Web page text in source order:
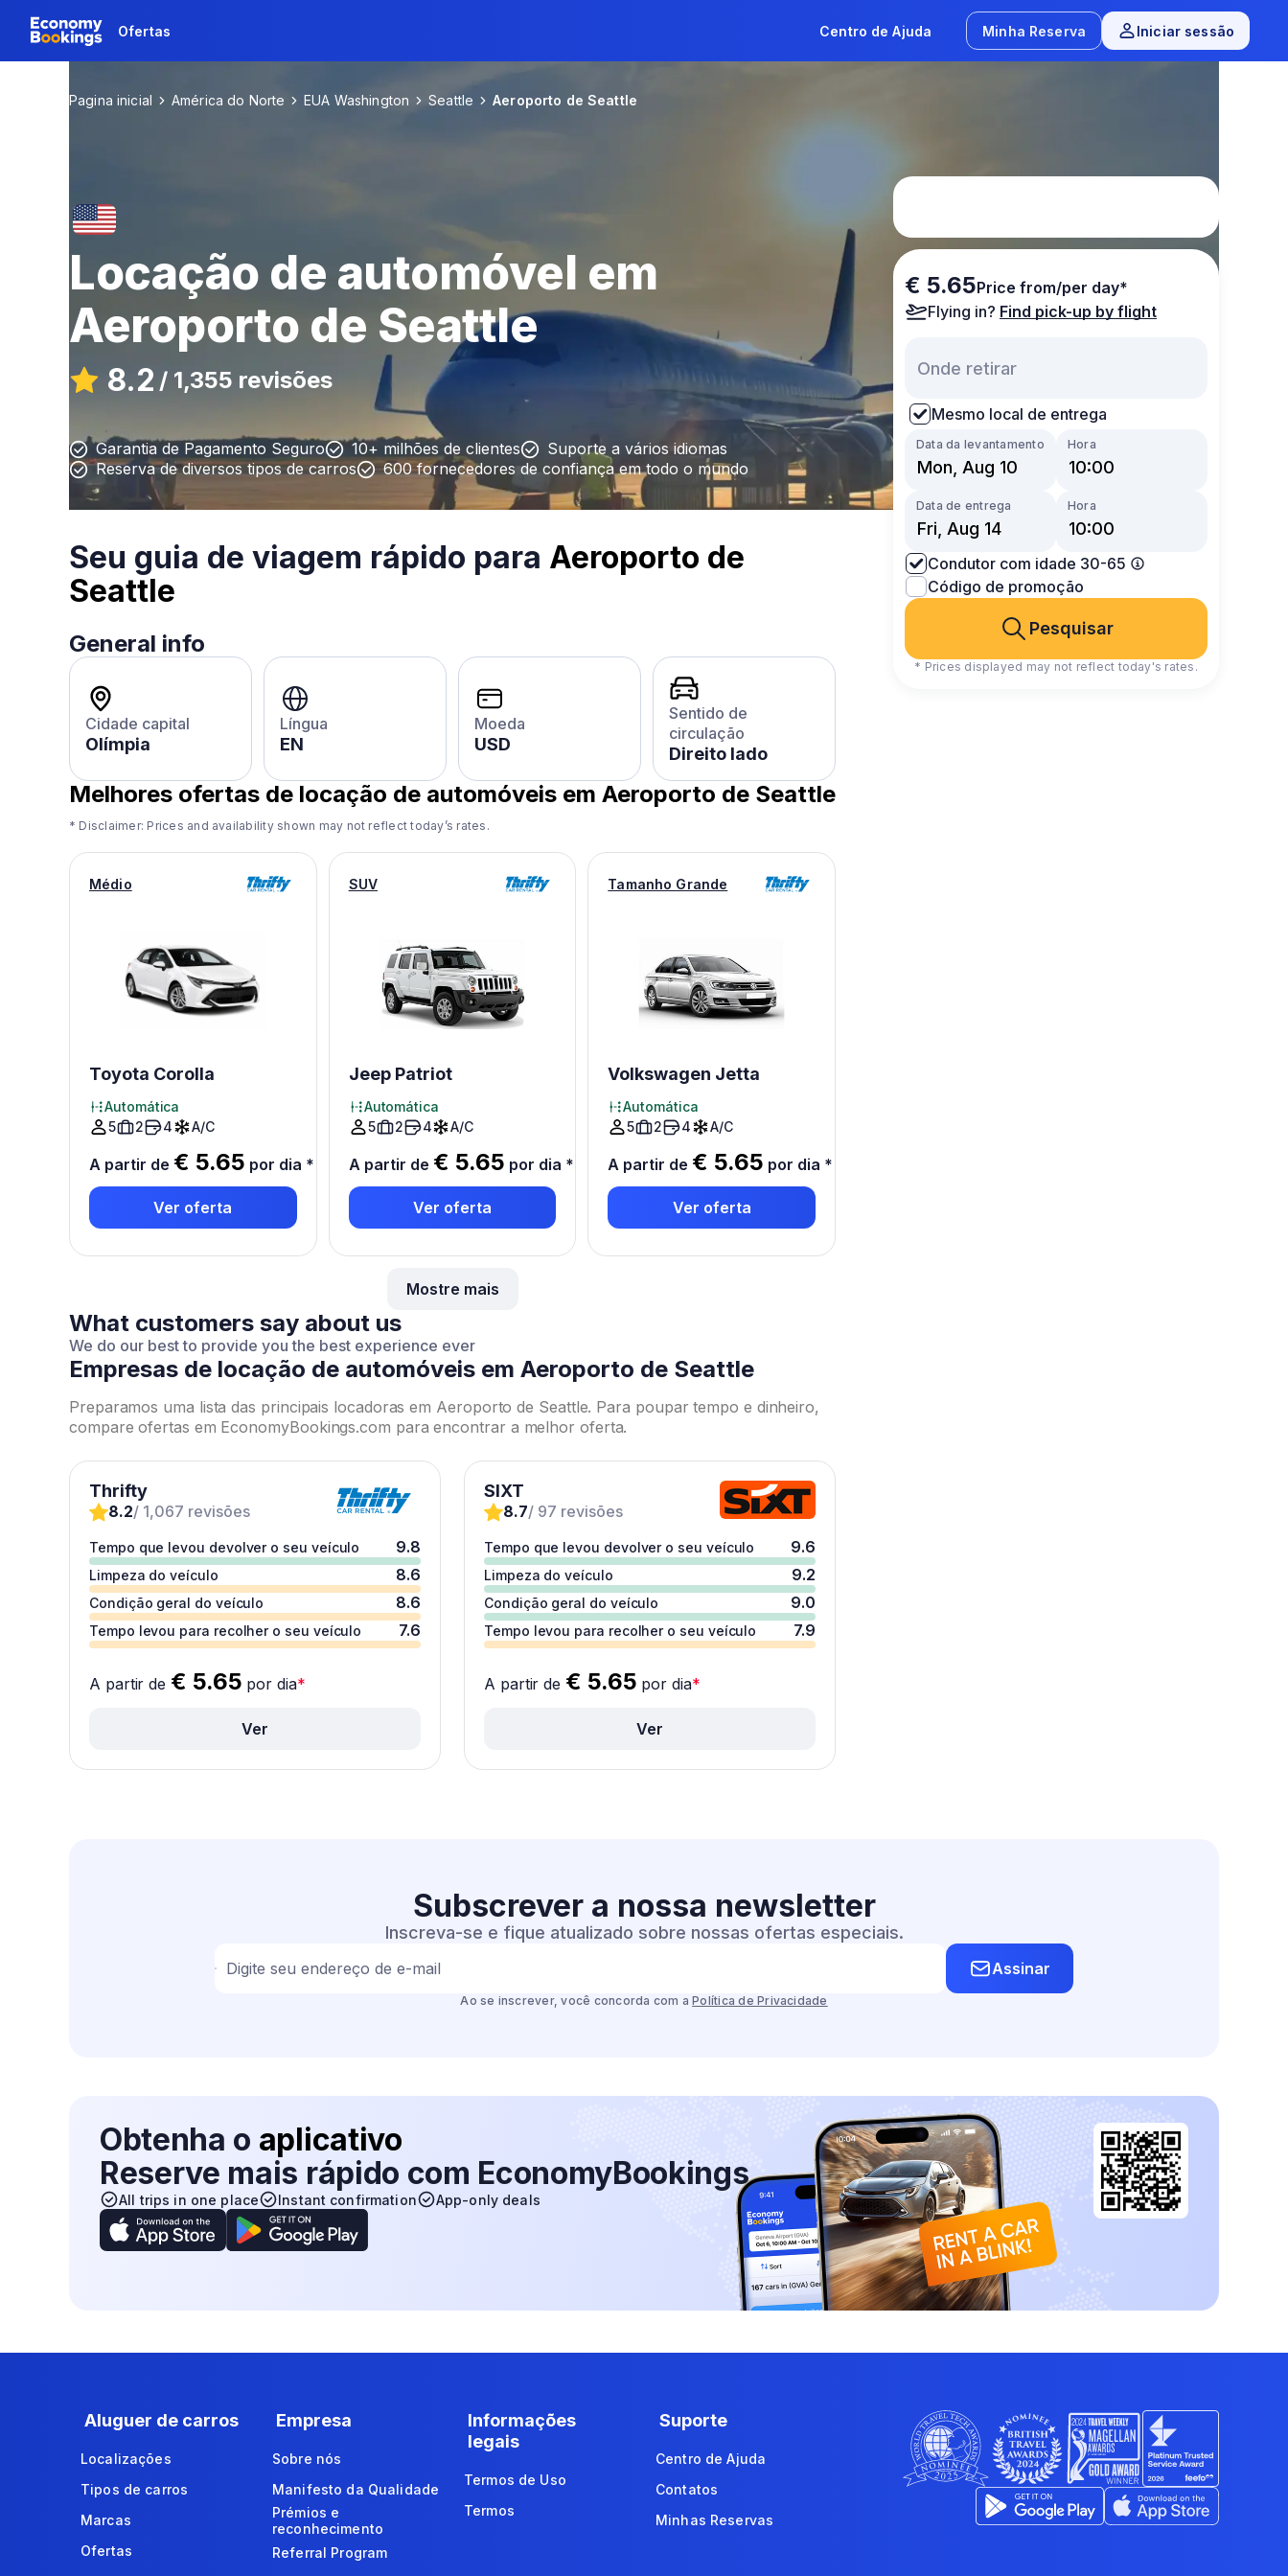
Ofertas Centro de Ajuda Minha Reserva Iniciar sessão
Pagina inicial América do Norte EUA Washington Seattle Aeroporto de Seattle
Locação de automóvel em
Aeroporto de Seattle
8.2 / 1,355 revisões
Garantia de Pagamento Seguro 10+ milhões de clientes
Suporte a vários idiomas
Reserva de diversos tipos de carros
600 fornecedores de confiança em todo o mundo
€ 5.65Price from/per day*
Flying in? Find pick-up by flight
Mesmo local de entrega
Data da levantamento Hora
Data de entrega Hora
Condutor com idade 30-65
Código de promoção
Pesquisar
* Prices displayed may not reflect today's rates.
Seu guia de viagem rápido para Aeroporto de
Seattle
General info
Cidade capital
Olímpia
Língua
EN
Moeda
USD
Sentido de
circulação
Direito lado
Melhores ofertas de locação de automóveis em Aeroporto de Seattle
* Disclaimer: Prices and availability shown may not reflect today’s rates.
Médio
Toyota Corolla
Automática
5
2 4 A/C
A partir de € 5.65 por dia *
Ver oferta
SUV
Jeep Patriot
Automática
5
2 4 A/C
A partir de € 5.65 por dia *
Ver oferta
Tamanho Grande
Volkswagen Jetta
Automática
5
2 4 A/C
A partir de € 5.65 por dia *
Ver oferta
Mostre mais
What customers say about us
We do our best to provide you the best experience ever
Empresas de locação de automóveis em Aeroporto de Seattle
Preparamos uma lista das principais locadoras em Aeroporto de Seattle. Para poupar tempo e dinheiro,
compare ofertas em EconomyBookings.com para encontrar a melhor oferta.
Thrifty
8.2/ 1,067 revisões
Tempo que levou devolver o seu veículo 9.8
Limpeza do veículo 8.6
Condição geral do veículo 8.6
Tempo levou para recolher o seu veículo 7.6
A partir de € 5.65 por dia*
Ver
SIXT
8.7/ 97 revisões
Tempo que levou devolver o seu veículo 9.6
Limpeza do veículo 9.2
Condição geral do veículo 9.0
Tempo levou para recolher o seu veículo 7.9
A partir de € 5.65 por dia*
Ver
Subscrever a nossa newsletter
Inscreva-se e fique atualizado sobre nossas ofertas especiais.
Digite seu endereço de e-mail Assinar
Ao se inscrever, você concorda com a Política de Privacidade
Obtenha o aplicativo
Reserve mais rápido com EconomyBookings
All trips in one place Instant confirmation App-only deals
Aluguer de carros
Localizações
Tipos de carros
Marcas
Ofertas
Empresa
Sobre nós
Manifesto da Qualidade
Prémios e
reconhecimento
Referral Program
Informações
legais
Termos de Uso
Termos
Suporte
Centro de Ajuda
Contatos
Minhas Reservas